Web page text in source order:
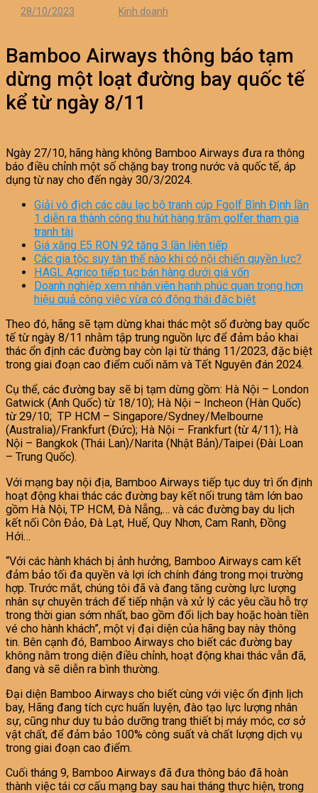
28/10/2023 Kinh doanh
Bamboo Airways thông báo tạm
dừng một loạt đường bay quốc tế
kể từ ngày 8/11
Ngày 27/10, hãng hàng không Bamboo Airways đưa ra thông
báo điều chỉnh một số chặng bay trong nước và quốc tế, áp
dụng từ nay cho đến ngày 30/3/2024.
Giải vô địch các câu lạc bộ tranh cúp Fgolf Bình Định lần
1 diễn ra thành công thu hút hàng trăm golfer tham gia
tranh tài
Giá xăng E5 RON 92 tăng 3 lần liên tiếp
Các gia tộc suy tàn thế nào khi có nội chiến quyền lực?
HAGL Agrico tiếp tục bán hàng dưới giá vốn
Doanh nghiệp xem nhân viên hạnh phúc quan trọng hơn
hiệu quả công việc vừa có động thái đặc biệt
Theo đó, hãng sẽ tạm dừng khai thác một số đường bay quốc
tế từ ngày 8/11 nhằm tập trung nguồn lực để đảm bảo khai
thác ổn định các đường bay còn lại từ tháng 11/2023, đặc biệt
trong giai đoạn cao điểm cuối năm và Tết Nguyên đán 2024.
Cụ thể, các đường bay sẽ bị tạm dừng gồm: Hà Nội – London
Gatwick (Anh Quốc) từ 18/10); Hà Nội – Incheon (Hàn Quốc)
từ 29/10; TP HCM – Singapore/Sydney/Melbourne
(Australia)/Frankfurt (Đức); Hà Nội – Frankfurt (từ 4/11); Hà
Nội – Bangkok (Thái Lan)/Narita (Nhật Bản)/Taipei (Đài Loan
– Trung Quốc).
Với mạng bay nội địa, Bamboo Airways tiếp tục duy trì ổn định
hoạt động khai thác các đường bay kết nối trung tâm lớn bao
gồm Hà Nội, TP HCM, Đà Nẵng,… và các đường bay du lịch
kết nối Côn Đảo, Đà Lạt, Huế, Quy Nhơn, Cam Ranh, Đồng
Hới…
“Với các hành khách bị ảnh hưởng, Bamboo Airways cam kết
đảm bảo tối đa quyền và lợi ích chính đáng trong mọi trường
hợp. Trước mắt, chúng tôi đã và đang tăng cường lực lượng
nhân sự chuyên trách để tiếp nhận và xử lý các yêu cầu hỗ trợ
trong thời gian sớm nhất, bao gồm đổi lịch bay hoặc hoàn tiền
vé cho hành khách”, một vị đại diện của hãng bay này thông
tin. Bên cạnh đó, Bamboo Airways cho biết các đường bay
không nằm trong diện điều chỉnh, hoạt động khai thác vẫn đã,
đang và sẽ diễn ra bình thường.
Đại diện Bamboo Airways cho biết cùng với việc ổn định lịch
bay, Hãng đang tích cực huấn luyện, đào tạo lực lượng nhân
sự, cũng như duy tu bảo dưỡng trang thiết bị máy móc, cơ sở
vật chất, để đảm bảo 100% công suất và chất lượng dịch vụ
trong giai đoạn cao điểm.
Cuối tháng 9, Bamboo Airways đã đưa thông báo đã hoàn
thành việc tái cơ cấu mạng bay sau hai tháng thực hiện, trong